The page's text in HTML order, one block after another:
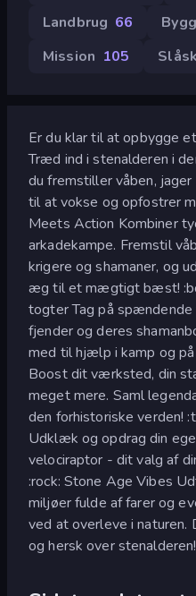
Landbrug 66
Mission 105
Er du klar til at opbygge
Træd ind i stenalderen i
du fremstiller våben,
til at vokse og opfostrer
Meets Action Kombiner
arkadekampe. Fremstil
krigere og shamaner, og
æg til et mægtigt bæst!
togter Tag på
fjender og deres
med til hjælp i kamp og
Boost dit værksted, din
meget mere. Saml
den forhistoriske verden!
Udklæk og opdrag din
velociraptor - dit valg af
:rock: Stone Age Vibes
miljøer fulde af farer og
ved at overleve i naturen.
og hersk over stenalderen!